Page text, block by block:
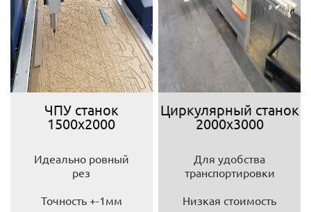
ЧПУ станок
1500х2000
Идеально ровный
рез
Точность +-1мм
Циркулярный станок
2000х3000
Для удобства
транспортировки
Низкая стоимость